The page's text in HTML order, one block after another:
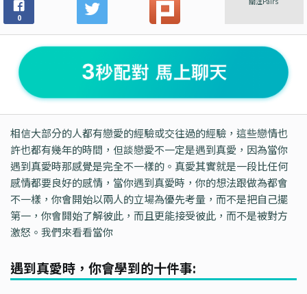
0
相信大部分的人都有戀愛的經驗或交往過的經驗，這些戀情也
許也都有幾年的時間，但談戀愛不一定是遇到真愛，因為當你
遇到真愛時那感覺是完全不一樣的。真愛其實就是一段比任何
感情都要良好的感情，當你遇到真愛時，你的想法跟做為都會
不一樣，你會開始以兩人的立場為優先考量，而不是把自己擺
第一，你會開始了解彼此，而且更能接受彼此，而不是被對方
激怒。我們來看看當你
遇到真愛時，你會學到的十件事: